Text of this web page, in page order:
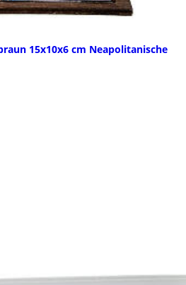
15x10x6 cm Neapolitanische